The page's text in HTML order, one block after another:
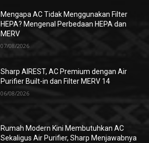
Mengapa AC Tidak Menggunakan Filter
HEPA? Mengenal Perbedaan HEPA dan
MERV
07/08/2026
Sharp AIREST, AC Premium dengan Air
Purifier Built-in dan Filter MERV 14
06/08/2026
Rumah Modern Kini Membutuhkan AC
Sekaligus Air Purifier, Sharp Menjawabnya